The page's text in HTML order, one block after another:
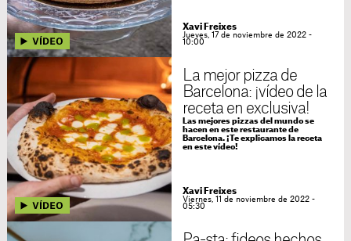
Xavi Freixes
Jueves, 17 de noviembre de 2022 -
10:00
La mejor pizza de
Barcelona: ¡vídeo de la
receta en exclusiva!
Las mejores pizzas del mundo se
hacen en este restaurante de
Barcelona. ¡Te explicamos la receta
en este vídeo!
Xavi Freixes
Viernes, 11 de noviembre de 2022 -
05:30